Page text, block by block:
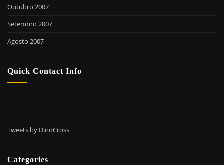
Outubro 2007
Setembro 2007
Agosto 2007
Quick Contact Info
Tweets by DinoCross
Categories